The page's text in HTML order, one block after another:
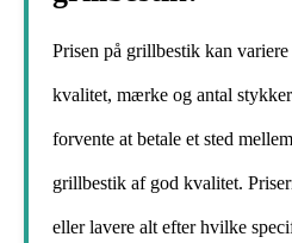
Prisen på grillbestik kan
kvalitet, mærke og antal
forvente at betale et sted
grillbestik af god kvalitet.
eller lavere alt efter hvilke